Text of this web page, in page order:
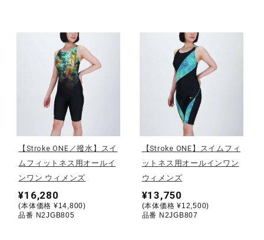
ジュニア／キッズ
メディカル
セール
【Stroke ONE／撥水】スイ
ムフィットネス用オールイ
ンワン ウィメンズ
¥16,280
(本体価格 ¥14,800)
品番 N2JGB805
【Stroke ONE】スイムフィ
ットネス用オールインワン
ウィメンズ
¥13,750
(本体価格 ¥12,500)
品番 N2JGB807